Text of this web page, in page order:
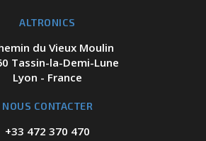
ALTRONICS
du Vieux Moulin
Tassin-la-Demi-Lune
Lyon - France
NOUS CONTACTER
+33 472 370 470